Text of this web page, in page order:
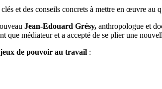
et des conseils concrets à mettre en œuvre au
Jean-Edouard Grésy, anthropologue et
que médiateur et a accepté de se plier une
jeux de pouvoir au travail :